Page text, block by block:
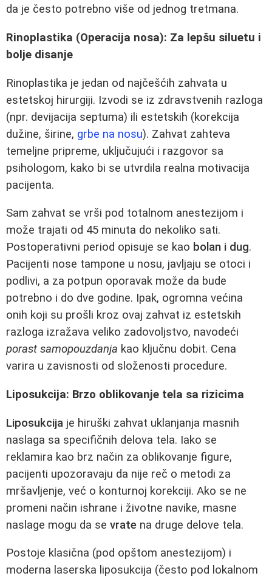
da je često potrebno više od jednog tretmana.
Rinoplastika (Operacija nosa): Za lepšu siluetu i
bolje disanje
Rinoplastika je jedan od najčešćih zahvata u
estetskoj hirurgiji. Izvodi se iz zdravstvenih razloga
(npr. devijacija septuma) ili estetskih (korekcija
dužine, širine, grbe na nosu). Zahvat zahteva
temeljne pripreme, uključujući i razgovor sa
psihologom, kako bi se utvrdila realna motivacija
pacijenta.
Sam zahvat se vrši pod totalnom anestezijom i
može trajati od 45 minuta do nekoliko sati.
Postoperativni period opisuje se kao bolan i dug.
Pacijenti nose tampone u nosu, javljaju se otoci i
podlivi, a za potpun oporavak može da bude
potrebno i do dve godine. Ipak, ogromna većina
onih koji su prošli kroz ovaj zahvat iz estetskih
razloga izražava veliko zadovoljstvo, navodeći
porast samopouzdanja kao ključnu dobit. Cena
varira u zavisnosti od složenosti procedure.
Liposukcija: Brzo oblikovanje tela sa rizicima
Liposukcija je hiruški zahvat uklanjanja masnih
naslaga sa specifičnih delova tela. Iako se
reklamira kao brz način za oblikovanje figure,
pacijenti upozoravaju da nije reč o metodi za
mršavljenje, već o konturnoj korekciji. Ako se ne
promeni način ishrane i životne navike, masne
naslage mogu da se vrate na druge delove tela.
Postoje klasična (pod opštom anestezijom) i
moderna laserska liposukcija (često pod lokalnom